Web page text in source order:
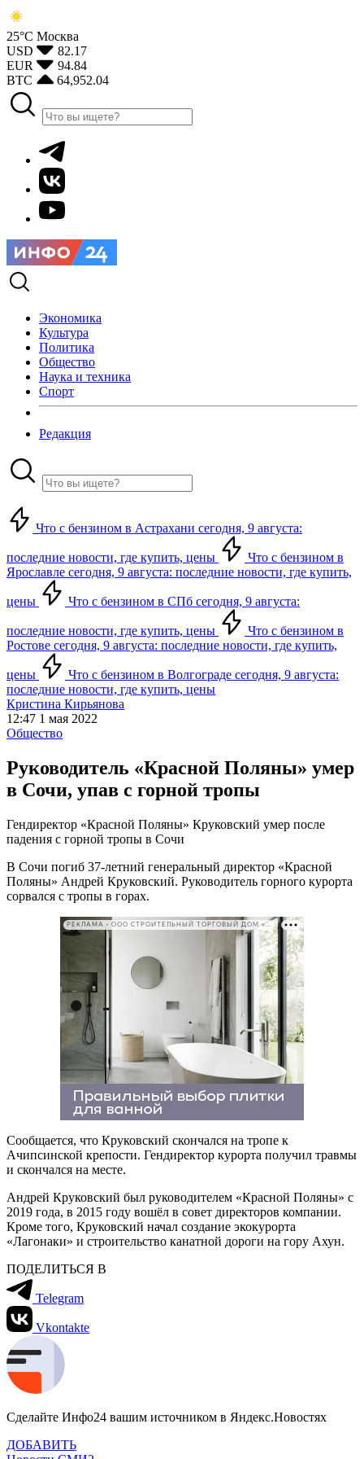
25°С Москва
USD
82.17
EUR
94.84
BTC
64,952.04
Экономика
Культура
Политика
Общество
Наука и техника
Спорт
Редакция
Что с бензином в Астрахани сегодня, 9 августа:
последние новости, где купить, цены
Что с бензином в
Ярославле сегодня, 9 августа: последние новости, где купить,
цены Что с бензином в СПб сегодня, 9 августа:
последние новости, где купить, цены
Что с бензином в
Ростове сегодня, 9 августа: последние новости, где купить,
цены
Что с бензином в Волгограде сегодня, 9 августа:
последние новости, где купить, цены
Кристина Кирьянова
12:47 1 мая 2022
Общество
Руководитель «Красной Поляны» умер
в Сочи, упав с горной тропы
Гендиректор «Красной Поляны» Круковский умер после
падения с горной тропы в Сочи
В Сочи погиб 37-летний генеральный директор «Красной
Поляны» Андрей Круковский. Руководитель горного курорта
сорвался с тропы в горах.
РЕКЛАМА • ООО СТРОИТЕЛЬНЫЙ ТОРГОВЫЙ ДОМ «ПЕТРОВИЧ». ИНН: 7802348846
Сообщается, что Круковский скончался на тропе к
Ачипсинской крепости. Гендиректор курорта получил травмы
и скончался на месте.
Андрей Круковский был руководителем «Красной Поляны» с
2019 года, в 2015 году вошёл в совет директоров компании.
Кроме того, Круковский начал создание экокурорта
«Лагонаки» и строительство канатной дороги на гору Ахун.
ПОДЕЛИТЬСЯ В
Telegram
Vkontakte
Сделайте Инфо24 вашим источником в Яндекс.Новостях
ДОБАВИТЬ